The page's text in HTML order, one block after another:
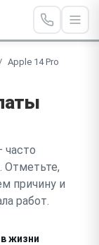
Apple 14 Pro
часто
Отметьте,
причину и
работ.
жизни